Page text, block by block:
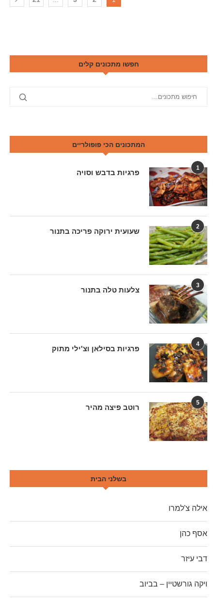
חפשו מתכונים קלים
המתכונים הכי פופולריים
1
פרגיות בדבש וסויה
2
שעועית ירוקה פריכה בתנור
3
צלעות טלה בתנור
4
פרגיות בסילאן וצ'ילי מתוק
5
רוטב פיצה מהיר
בשלני הבית
אילה צ'למרו
אסף כהן
דבי עיזר
ויקה גורשטיין – בביוב